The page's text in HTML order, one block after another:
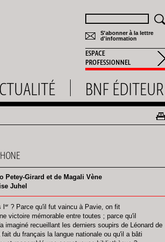
S'abonner à la lettre
d'information
ESPACE
PROFESSIONNEL
BNF ÉDITEUR
Petey-Girard et de Magali Vène
Juhel
er ? Parce qu'il fut vaincu à Pavie, on fit
victoire mémorable entre toutes ; parce qu'il
imaginé recueillant les derniers soupirs de Léonard de
du français la langue nationale ou qu'il a bâti